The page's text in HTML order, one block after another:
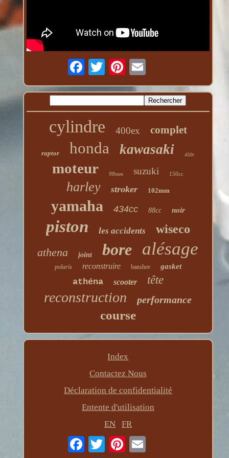
cylindre 400ex complet
raptor honda kawasaki 450r
moteur 98mm suzuki 150cc
harley stroker 102mm
yamaha 434cc 88cc noir
piston les accidents wiseco
athena joint bore alésage
polaris reconstruire banshee gasket
athéna scooter tête
reconstruction performance
course
Index
Contactez Nous
Déclaration de confidentialité
Entente d'utilisation
EN
FR